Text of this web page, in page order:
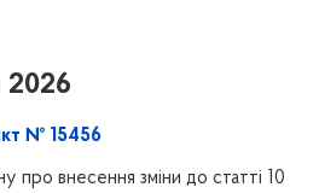
2026
№ 15456
про внесення зміни до статті 10